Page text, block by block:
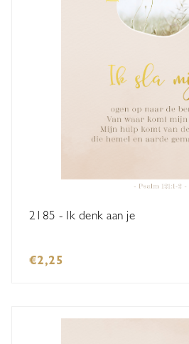
2185 - Ik denk aan je
€2,25